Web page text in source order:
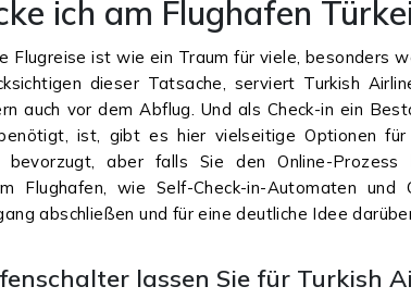
ich am Flughafen
Flugreise ist wie ein Traum für viele, besonders
dieser Tatsache, serviert Turkish
auch vor dem Abflug. Und als Check-in ein
ist, gibt es hier vielseitige Optionen für
bevorzugt, aber falls Sie den Online-
Flughafen, wie Self-Check-in-Automaten und
abschließen und für eine deutliche Idee
lassen Sie für Turkish